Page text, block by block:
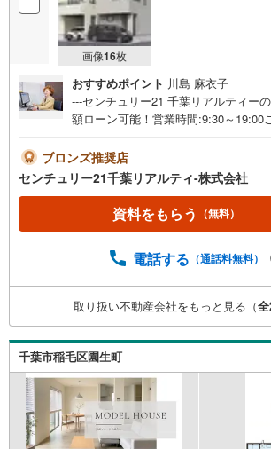
画像16枚
おすすめポイント 川島 麻衣子
---センチュリー21 千葉リアルティー
額ローン可能！営業時間:9:30～19:00
約で当日見学が可能です●（1）［室内
をクリック！（2）本日～4日以内を
望・ご質問欄」に希望日時をご記入く
けでなく、周辺環境等も一緒にご案
見る外観・室内の雰囲気は違います
が選ばれるポイント》●複数路線利用
制家を買う前から買った後までトータ
提案をいたします。購入に向けてわ
こと、お聞かせください。弊社の専門
ただけるまでお付き合いさせていただ
望がございましたら、お客様のご要望
い。
ブロンズ推奨店
センチュリー21千葉リアルティ-株式会社
資料をもらう （無料）
電話する （通話料無料）
取り扱い不動産会社をもっと見る（全
千葉市稲毛区園生町